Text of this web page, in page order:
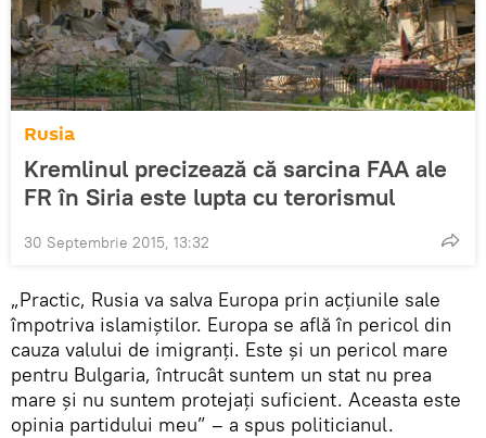
Rusia
Kremlinul precizează că sarcina FAA ale
FR în Siria este lupta cu terorismul
30 Septembrie 2015, 13:32
„Practic, Rusia va salva Europa prin acțiunile sale
împotriva islamiștilor. Europa se află în pericol din
cauza valului de imigranți. Este și un pericol mare
pentru Bulgaria, întrucât suntem un stat nu prea
mare și nu suntem protejați suficient. Aceasta este
opinia partidului meu” – a spus politicianul.